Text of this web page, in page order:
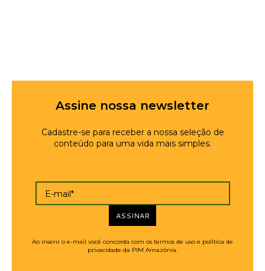
Assine nossa newsletter
Cadastre-se para receber a nossa seleção de
conteúdo para uma vida mais simples.
E-mail*
ASSINAR
Ao inserir o e-mail você concorda com os termos de uso e política de
privacidade da PIM Amazônia.